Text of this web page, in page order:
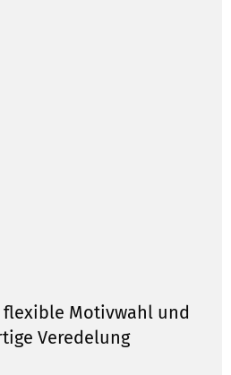
flexible Motivwahl und
Veredelung